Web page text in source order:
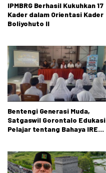
IPMBRG Berhasil Kukuhkan 17
Kader dalam Orientasi Kader
Boliyohuto II
Bentengi Generasi Muda,
Satgaswil Gorontalo Edukasi
Pelajar tentang Bahaya IRET,